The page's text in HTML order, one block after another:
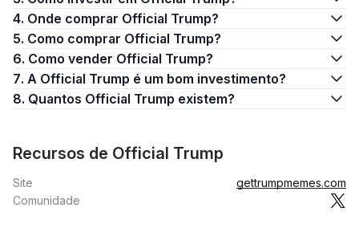
4. Onde comprar Official Trump?
5. Como comprar Official Trump?
6. Como vender Official Trump?
7. A Official Trump é um bom investimento?
8. Quantos Official Trump existem?
Recursos de Official Trump
Site
gettrumpmemes.com
Comunidade